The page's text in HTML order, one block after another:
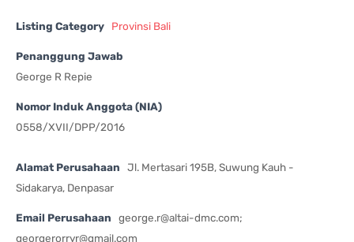
Listing Category Provinsi Bali
Penanggung Jawab
George R Repie
Nomor Induk Anggota (NIA)
0558/XVII/DPP/2016
Alamat Perusahaan
Jl. Mertasari 195B, Suwung Kauh -
Sidakarya, Denpasar
Email Perusahaan george.r@altai-dmc.com;
georgerorryr@gmail.com